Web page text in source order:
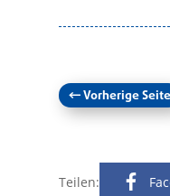
←Vorherige Seite
Teilen: